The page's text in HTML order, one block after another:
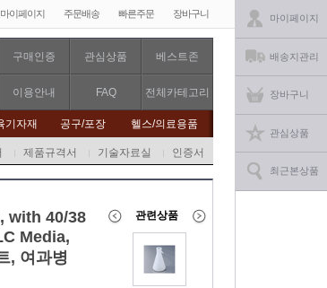
마이페이지 주문배송 빠른주문 장바구니
구매인증 관심상품 베스트존
이용안내 FAQ 전체카테고리
기자재 공구/포장 헬스/의료용품
제품규격서 기술자료실 인증서
with 40/38
Media,
, 여과병
관련상품
마이페이지
배송지관리
장바구니
관심상품
최근본상품